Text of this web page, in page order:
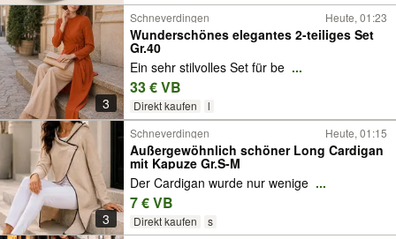
3
Schneverdingen Heute, 01:23
Wunderschönes elegantes 2-teiliges Set
Gr.40
Ein sehr stilvolles Set für be ...
33 € VB
Direkt kaufen l
3
Schneverdingen Heute, 01:15
Außergewöhnlich schöner Long Cardigan
mit Kapuze Gr.S-M
Der Cardigan wurde nur wenige ...
7 € VB
Direkt kaufen s